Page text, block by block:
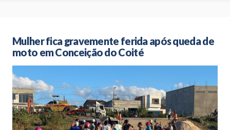
Mulher fica gravemente ferida após queda de
moto em Conceição do Coité